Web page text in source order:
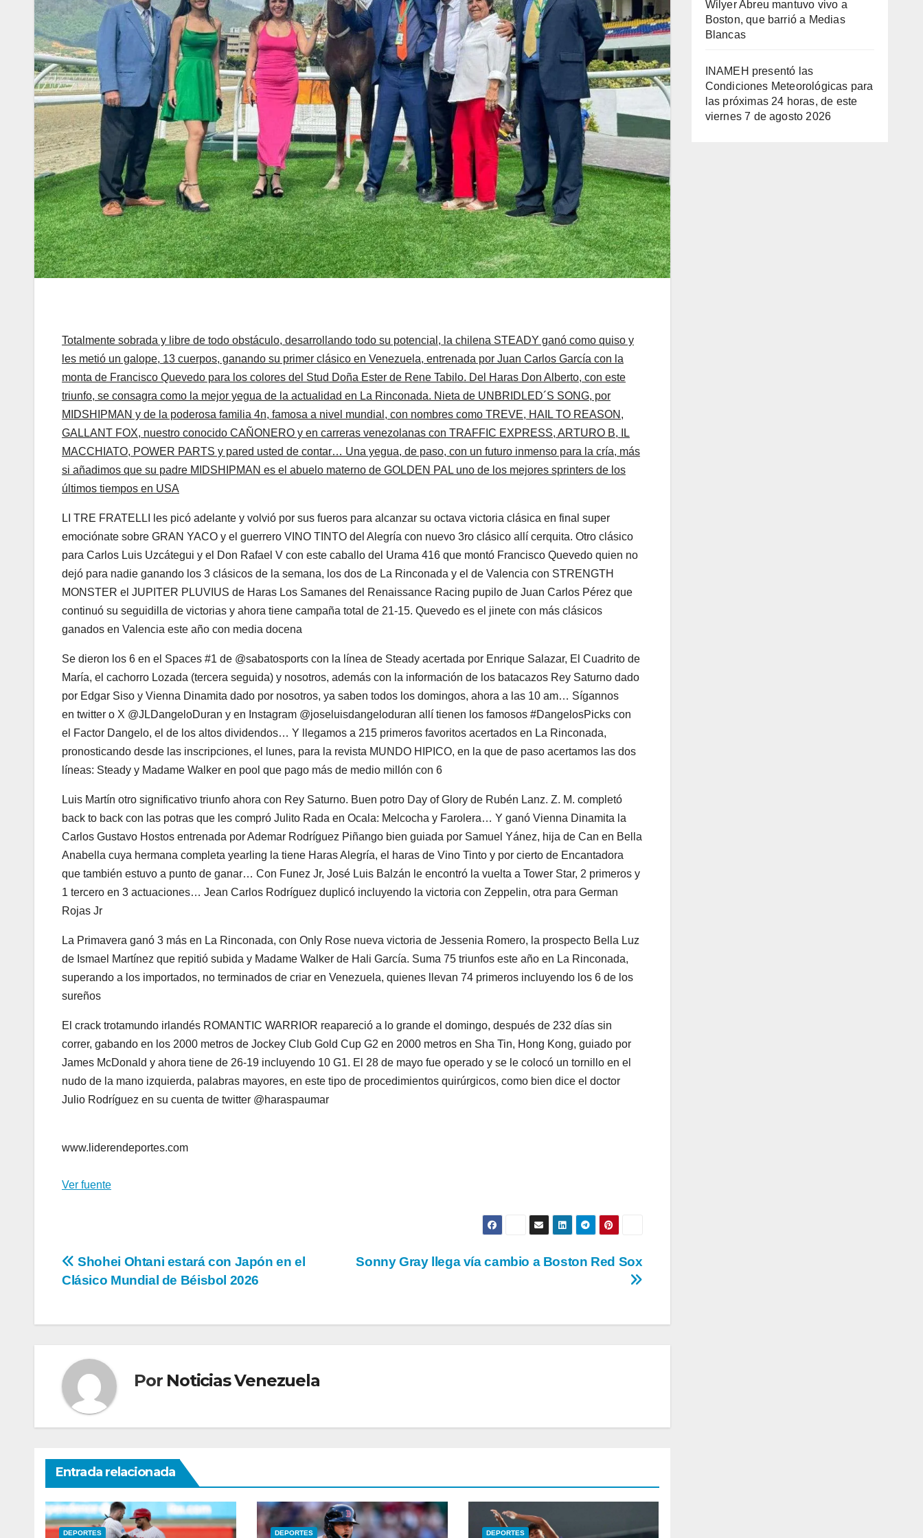
Totalmente sobrada y libre de todo obstáculo, desarrollando todo su potencial, la chilena STEADY ganó como quiso y
les metió un galope, 13 cuerpos, ganando su primer clásico en Venezuela, entrenada por Juan Carlos García con la
monta de Francisco Quevedo para los colores del Stud Doña Ester de Rene Tabilo. Del Haras Don Alberto, con este
triunfo, se consagra como la mejor yegua de la actualidad en La Rinconada. Nieta de UNBRIDLED´S SONG, por
MIDSHIPMAN y de la poderosa familia 4n, famosa a nivel mundial, con nombres como TREVE, HAIL TO REASON,
GALLANT FOX, nuestro conocido CAÑONERO y en carreras venezolanas con TRAFFIC EXPRESS, ARTURO B, IL
MACCHIATO, POWER PARTS y pared usted de contar… Una yegua, de paso, con un futuro inmenso para la cría, más
si añadimos que su padre MIDSHIPMAN es el abuelo materno de GOLDEN PAL uno de los mejores sprinters de los
últimos tiempos en USA
LI TRE FRATELLI les picó adelante y volvió por sus fueros para alcanzar su octava victoria clásica en final super
emociónate sobre GRAN YACO y el guerrero VINO TINTO del Alegría con nuevo 3ro clásico allí cerquita. Otro clásico
para Carlos Luis Uzcátegui y el Don Rafael V con este caballo del Urama 416 que montó Francisco Quevedo quien no
dejó para nadie ganando los 3 clásicos de la semana, los dos de La Rinconada y el de Valencia con STRENGTH
MONSTER el JUPITER PLUVIUS de Haras Los Samanes del Renaissance Racing pupilo de Juan Carlos Pérez que
continuó su seguidilla de victorias y ahora tiene campaña total de 21-15. Quevedo es el jinete con más clásicos
ganados en Valencia este año con media docena
Se dieron los 6 en el Spaces #1 de @sabatosports con la línea de Steady acertada por Enrique Salazar, El Cuadrito de
María, el cachorro Lozada (tercera seguida) y nosotros, además con la información de los batacazos Rey Saturno dado
por Edgar Siso y Vienna Dinamita dado por nosotros, ya saben todos los domingos, ahora a las 10 am… Sígannos
en twitter o X @JLDangeloDuran y en Instagram @joseluisdangeloduran allí tienen los famosos #DangelosPicks con
el Factor Dangelo, el de los altos dividendos… Y llegamos a 215 primeros favoritos acertados en La Rinconada,
pronosticando desde las inscripciones, el lunes, para la revista MUNDO HIPICO, en la que de paso acertamos las dos
líneas: Steady y Madame Walker en pool que pago más de medio millón con 6
Luis Martín otro significativo triunfo ahora con Rey Saturno. Buen potro Day of Glory de Rubén Lanz. Z. M. completó
back to back con las potras que les compró Julito Rada en Ocala: Melcocha y Farolera… Y ganó Vienna Dinamita la
Carlos Gustavo Hostos entrenada por Ademar Rodríguez Piñango bien guiada por Samuel Yánez, hija de Can en Bella
Anabella cuya hermana completa yearling la tiene Haras Alegría, el haras de Vino Tinto y por cierto de Encantadora
que también estuvo a punto de ganar… Con Funez Jr, José Luis Balzán le encontró la vuelta a Tower Star, 2 primeros y
1 tercero en 3 actuaciones… Jean Carlos Rodríguez duplicó incluyendo la victoria con Zeppelin, otra para German
Rojas Jr
La Primavera ganó 3 más en La Rinconada, con Only Rose nueva victoria de Jessenia Romero, la prospecto Bella Luz
de Ismael Martínez que repitió subida y Madame Walker de Hali García. Suma 75 triunfos este año en La Rinconada,
superando a los importados, no terminados de criar en Venezuela, quienes llevan 74 primeros incluyendo los 6 de los
sureños
El crack trotamundo irlandés ROMANTIC WARRIOR reapareció a lo grande el domingo, después de 232 días sin
correr, gabando en los 2000 metros de Jockey Club Gold Cup G2 en 2000 metros en Sha Tin, Hong Kong, guiado por
James McDonald y ahora tiene de 26-19 incluyendo 10 G1. El 28 de mayo fue operado y se le colocó un tornillo en el
nudo de la mano izquierda, palabras mayores, en este tipo de procedimientos quirúrgicos, como bien dice el doctor
Julio Rodríguez en su cuenta de twitter @haraspaumar
www.liderendeportes.com
Ver fuente
Navegación
entradas
Sonny Gray llega vía cambio a Boston Red Sox
Shohei Ohtani estará con Japón en el
Clásico Mundial de Béisbol 2026
Por Noticias Venezuela
Entrada relacionada
DEPORTES DEPORTES DEPORTES
Wilyer Abreu mantuvo vivo a
Boston, que barrió a Medias
Blancas
INAMEH presentó las
Condiciones Meteorológicas para
las próximas 24 horas, de este
viernes 7 de agosto 2026